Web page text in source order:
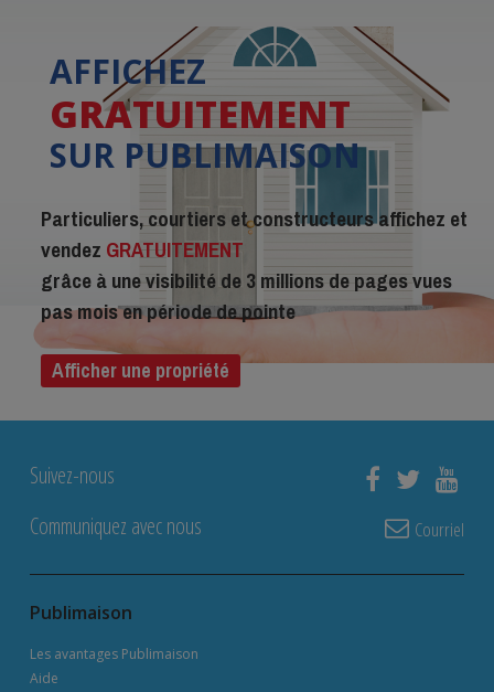
AFFICHEZ
GRATUITEMENT
SUR PUBLIMAISON
Particuliers, courtiers et constructeurs affichez et
vendez GRATUITEMENT
grâce à une visibilité de 3 millions de pages vues
pas mois en période de pointe
Afficher une propriété
Suivez-nous
Communiquez avec nous
Courriel
Publimaison
Les avantages Publimaison
Aide